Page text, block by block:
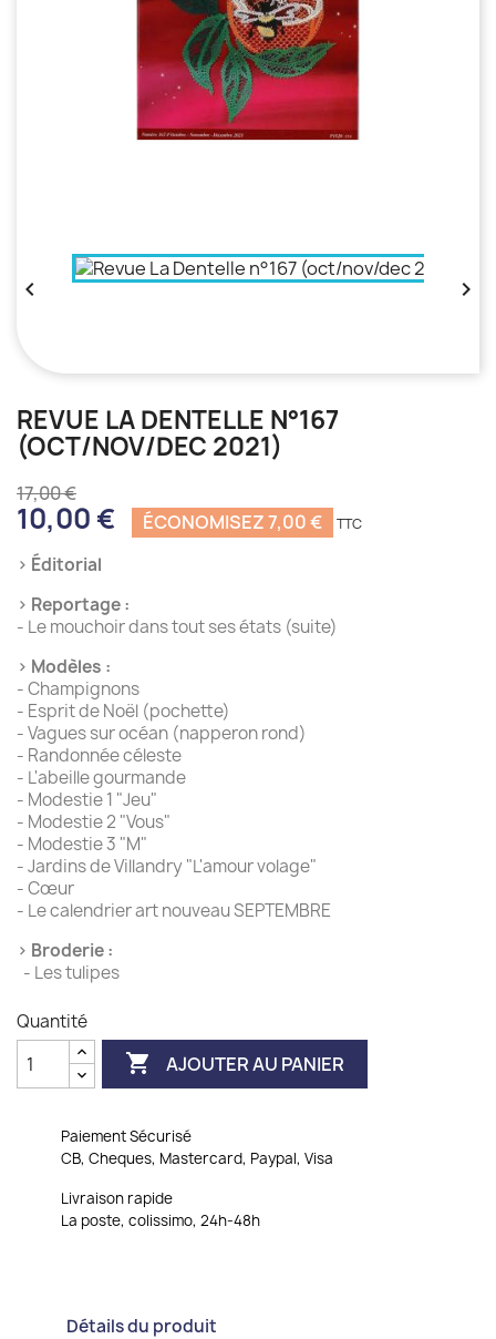
 
REVUE LA DENTELLE N°167
(OCT/NOV/DEC 2021)
17,00 €
10,00 € ÉCONOMISEZ 7,00 €
› Éditorial
› Reportage :
- Le mouchoir dans tout ses états (suite)
› Modèles :
- Champignons
- Esprit de Noël (pochette)
- Vagues sur océan (napperon rond)
- Randonnée céleste
- L'abeille gourmande
- Modestie 1 "Jeu"
- Modestie 2 "Vous"
- Modestie 3 "M"
- Jardins de Villandry "L'amour volage"
- Cœur
- Le calendrier art nouveau SEPTEMBRE
› Broderie :
- Les tulipes
Quantité
 AJOUTER AU PANIER
Paiement Sécurisé
CB, Cheques, Mastercard, Paypal, Visa
Livraison rapide
La poste, colissimo, 24h-48h
Détails du produit